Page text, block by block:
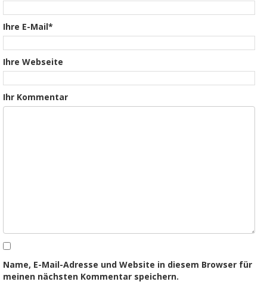
Ihre E-Mail*
Ihre Webseite
Ihr Kommentar
Name, E-Mail-Adresse und Website in diesem Browser für
meinen nächsten Kommentar speichern.